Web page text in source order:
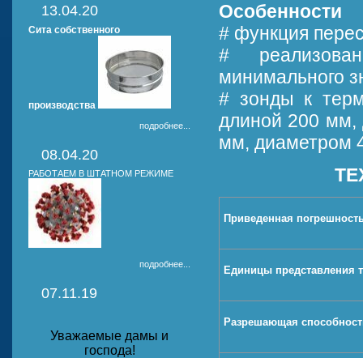
13.04.20
Сита собственного
производства
подробнее...
08.04.20
РАБОТАЕМ В ШТАТНОМ РЕЖИМЕ
подробнее...
07.11.19
Уважаемые дамы и
господа!
Особенности
# функция
#
минимального
# зонды к
длиной 200
мм, диаметром
Приведенная
Единицы представления
Разрешающая